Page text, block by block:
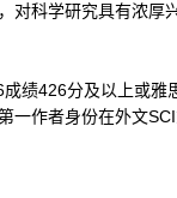
对科学研究具有浓厚
成绩426分及以上或雅
一作者身份在外文SCI